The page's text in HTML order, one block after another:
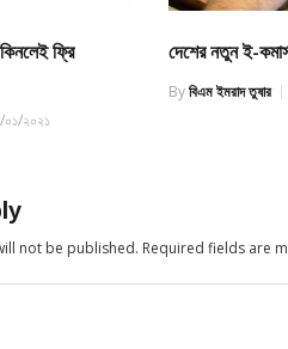
ফ্রি
০১/২০২১
দেশের নতুন ই-
Byবিএম ইমরাদ তুষার
not be published. Required fields are